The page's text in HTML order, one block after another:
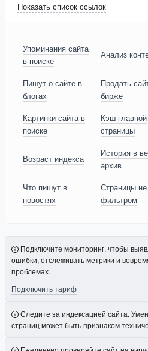
Показать список ссылок
Упоминания сайта
в поиске
Анализ
Пишут о сайте в
блогах
Продать
бирже
Картинки сайта в
поиске
Кэш главной
страницы
Возраст индекса
История в
архив
Что пишут в
новостях
Страницы
фильтром
Подключите мониторинг, чтобы
ошибки, отслеживать метрики и
проблемах.
Подключить тариф
Следите за индексацией сайта.
страниц может быть признаком